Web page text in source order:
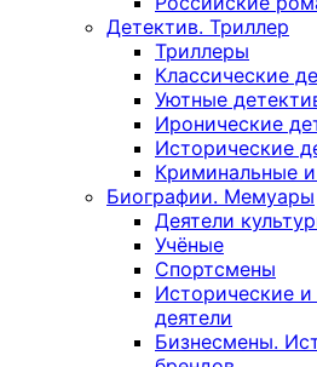
Детектив. Триллер
Триллеры
Классические
Уютные
Иронические
Исторические
Криминальные
Биографии. Мемуары
Деятели
Учёные
Спортсмены
Исторические
деятели
Бизнесмены.